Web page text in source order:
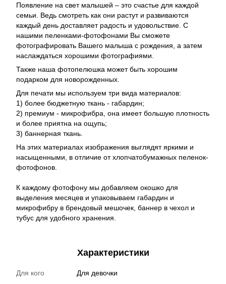
Появление на свет малышей – это счастье для каждой
семьи. Ведь смотреть как они растут и развиваются
каждый день доставляет радость и удовольствие. С
нашими пеленками-фотофонами Вы сможете
фотографировать Вашего малыша с рождения, а затем
наслаждаться хорошими фотографиями.
Также наша фотопелюшка может быть хорошим
подарком для новорожденных.
Для печати мы используем три вида материалов:
1) более бюджетную ткань - габардин;
2) премиум - микрофибра, она имеет большую плотность
и более приятна на ощупь;
3) баннерная ткань.
На этих материалах изображения выглядят яркими и
насыщенными, в отличие от хлопчатобумажных пеленок-
фотофонов.
К каждому фотофону мы добавляем окошко для
выделения месяцев и упаковываем габардин и
микрофибру в брендовый мешочек, баннер в чехол и
тубус для удобного хранения.
Характеристики
Для кого
Для девочки